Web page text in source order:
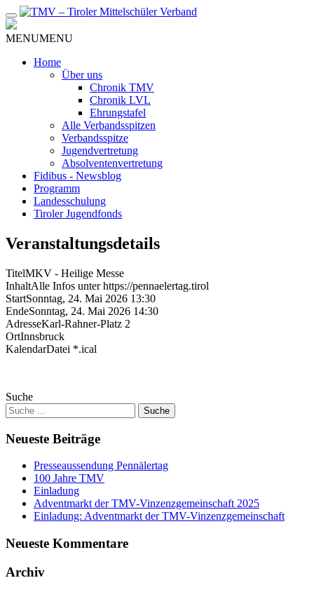
Zum
Inhalt
MENUMENU
Home
Über uns
Chronik TMV
Chronik LVL
Ehrungstafel
Alle Verbandsspitzen
Verbandsspitze
Jugendvertretung
Absolventenvertretung
Fidibus - Newsblog
Programm
Landesschulung
Tiroler Jugendfonds
Veranstaltungsdetails
TitelMKV - Heilige Messe
InhaltAlle Infos unter https://pennaelertag.tirol
StartSonntag, 24. Mai 2026 13:30
EndeSonntag, 24. Mai 2026 14:30
AdresseKarl-Rahner-Platz 2
OrtInnsbruck
KalendarDatei *.ical
Suche
Neueste Beiträge
Presseaussendung Pennälertag
100 Jahre TMV
Einladung
Adventmarkt der TMV-Vinzenzgemeinschaft 2025
Einladung: Adventmarkt der TMV-Vinzenzgemeinschaft
Neueste Kommentare
Archiv